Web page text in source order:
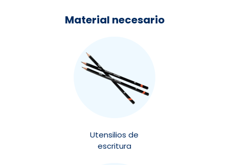
Material necesario
Utensilios de
escritura